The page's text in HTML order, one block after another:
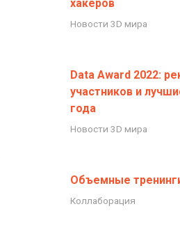
хакеров
Новости 3D мира
Data Award 2022:
участников и
года
Новости 3D мира
Объемные
Коллаборация